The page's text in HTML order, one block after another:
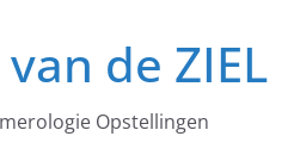
van de ZIEL
Opstellingen